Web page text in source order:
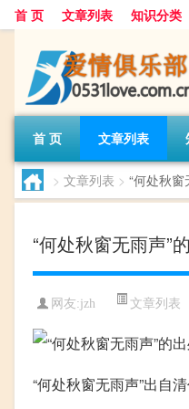
首 页 文章列表 知识分类
首 页 文章列表
> 文章列表 > “何处秋窗
“何处秋窗无雨声”
网友:jzh 文章列表
“何处秋窗无雨声”出自